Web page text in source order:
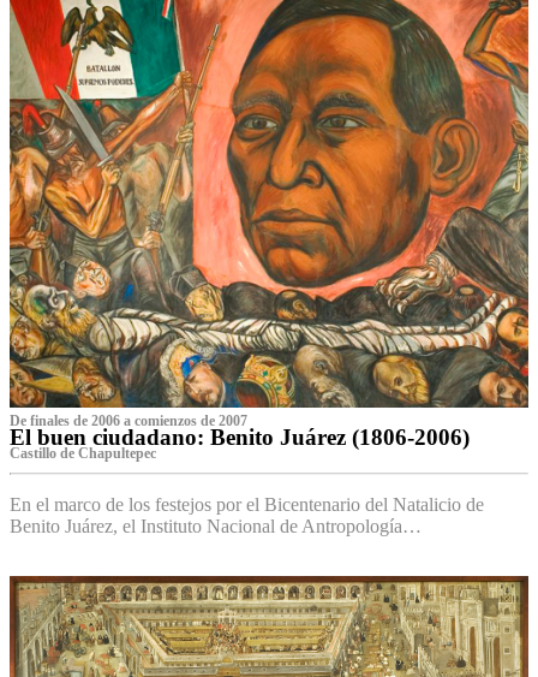
De finales de 2006 a comienzos de 2007
El buen ciudadano: Benito Juárez (1806-2006)
Castillo de Chapultepec
En el marco de los festejos por el Bicentenario del Natalicio de
Benito Juárez, el Instituto Nacional de Antropología…